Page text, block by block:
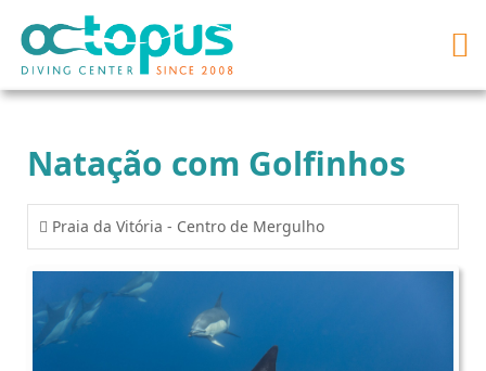
Natação com Golfinhos
Praia da Vitória - Centro de Mergulho